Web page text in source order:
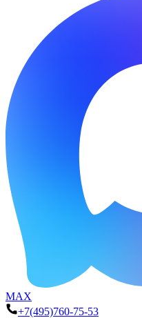
MAX
+7(495)760-75-53